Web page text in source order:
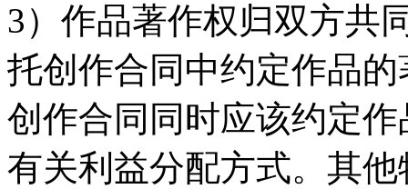
3）作品著作权归双方共
托创作合同中约定作品
创作合同同时应该约定
有关利益分配方式。其